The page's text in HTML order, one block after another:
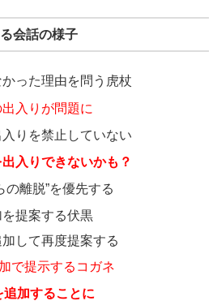
会話の様子
った理由を問う虎杖
入りが問題に
入りを禁止していない
入りできないかも？
の離脱”を優先する
提案する伏黒
して再度提案する
で提示するコガネ
追加することに